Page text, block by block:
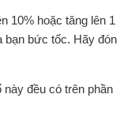
10% hoặc tăng lên 1
bạn bức tốc. Hãy đón
đều có trên phần